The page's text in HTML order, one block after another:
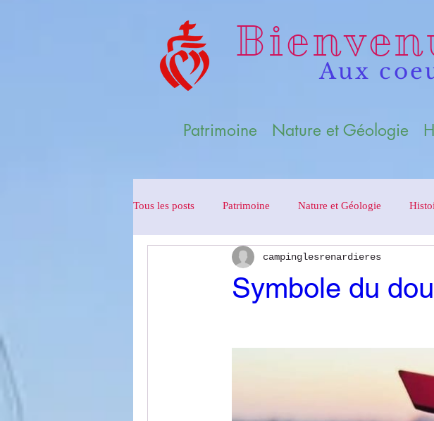
Aux
Patrimoine Nature et Géologie
Tous les posts Patrimoine Nature et Géologie
Symbole du
campinglesrenardieres